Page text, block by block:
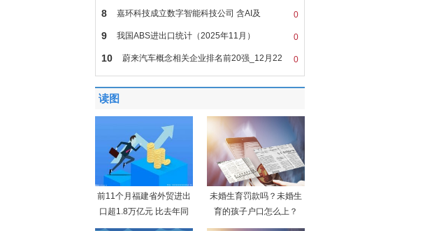
0
8 嘉环科技成立数字智能科技公司 含AI及
0
9 我国ABS进出口统计（2025年11月）
0
10 蔚来汽车概念相关企业排名前20强_12月22
读图
前11个月福建省外贸进出
口超1.8万亿元 比去年同
未婚生育罚款吗？未婚生
育的孩子户口怎么上？